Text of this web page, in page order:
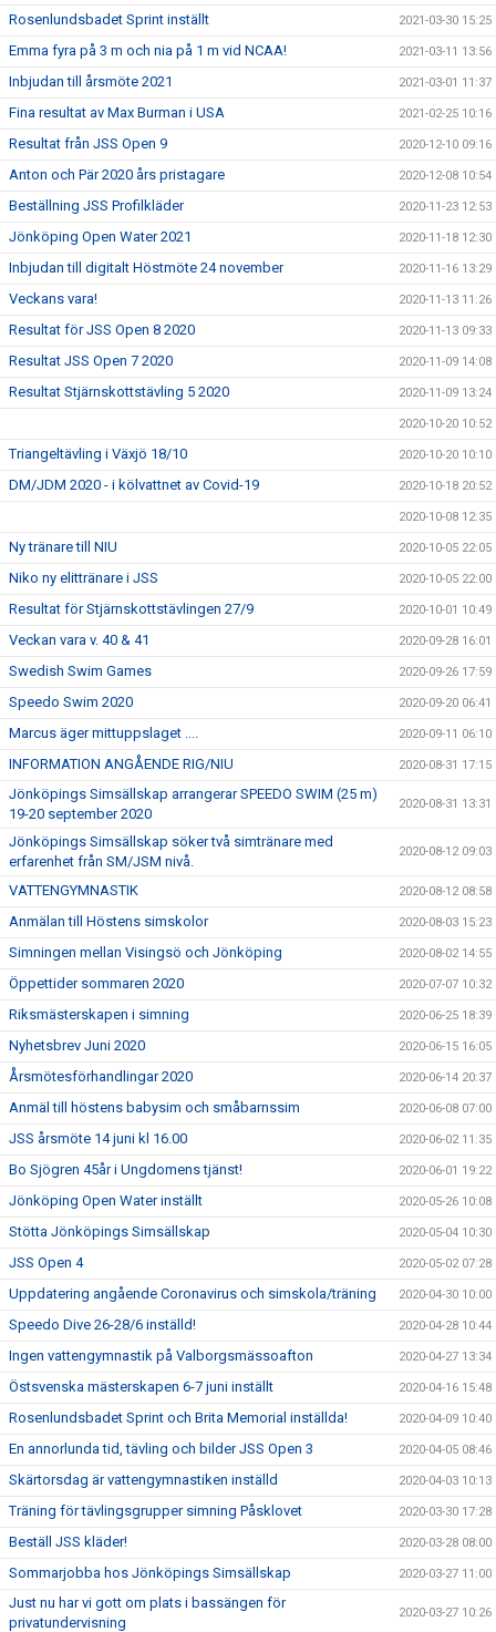
Rosenlundsbadet Sprint inställt 2021-03-30 15:25
Emma fyra på 3 m och nia på 1 m vid NCAA! 2021-03-11 13:56
Inbjudan till årsmöte 2021 2021-03-01 11:37
Fina resultat av Max Burman i USA 2021-02-25 10:16
Resultat från JSS Open 9 2020-12-10 09:16
Anton och Pär 2020 års pristagare 2020-12-08 10:54
Beställning JSS Profilkläder 2020-11-23 12:53
Jönköping Open Water 2021 2020-11-18 12:30
Inbjudan till digitalt Höstmöte 24 november 2020-11-16 13:29
Veckans vara! 2020-11-13 11:26
Resultat för JSS Open 8 2020 2020-11-13 09:33
Resultat JSS Open 7 2020 2020-11-09 14:08
Resultat Stjärnskottstävling 5 2020 2020-11-09 13:24
2020-10-20 10:52
Triangeltävling i Växjö 18/10 2020-10-20 10:10
DM/JDM 2020 - i kölvattnet av Covid-19 2020-10-18 20:52
2020-10-08 12:35
Ny tränare till NIU 2020-10-05 22:05
Niko ny elittränare i JSS 2020-10-05 22:00
Resultat för Stjärnskottstävlingen 27/9 2020-10-01 10:49
Veckan vara v. 40 & 41 2020-09-28 16:01
Swedish Swim Games 2020-09-26 17:59
Speedo Swim 2020 2020-09-20 06:41
Marcus äger mittuppslaget .... 2020-09-11 06:10
INFORMATION ANGÅENDE RIG/NIU 2020-08-31 17:15
Jönköpings Simsällskap arrangerar SPEEDO SWIM (25 m)
19-20 september 2020
2020-08-31 13:31
Jönköpings Simsällskap söker två simtränare med
erfarenhet från SM/JSM nivå.
2020-08-12 09:03
VATTENGYMNASTIK 2020-08-12 08:58
Anmälan till Höstens simskolor 2020-08-03 15:23
Simningen mellan Visingsö och Jönköping 2020-08-02 14:55
Öppettider sommaren 2020 2020-07-07 10:32
Riksmästerskapen i simning 2020-06-25 18:39
Nyhetsbrev Juni 2020 2020-06-15 16:05
Årsmötesförhandlingar 2020 2020-06-14 20:37
Anmäl till höstens babysim och småbarnssim 2020-06-08 07:00
JSS årsmöte 14 juni kl 16.00 2020-06-02 11:35
Bo Sjögren 45år i Ungdomens tjänst! 2020-06-01 19:22
Jönköping Open Water inställt 2020-05-26 10:08
Stötta Jönköpings Simsällskap 2020-05-04 10:30
JSS Open 4 2020-05-02 07:28
Uppdatering angående Coronavirus och simskola/träning 2020-04-30 10:00
Speedo Dive 26-28/6 inställd! 2020-04-28 10:44
Ingen vattengymnastik på Valborgsmässoafton 2020-04-27 13:34
Östsvenska mästerskapen 6-7 juni inställt 2020-04-16 15:48
Rosenlundsbadet Sprint och Brita Memorial inställda! 2020-04-09 10:40
En annorlunda tid, tävling och bilder JSS Open 3 2020-04-05 08:46
Skärtorsdag är vattengymnastiken inställd 2020-04-03 10:13
Träning för tävlingsgrupper simning Påsklovet 2020-03-30 17:28
Beställ JSS kläder! 2020-03-28 08:00
Sommarjobba hos Jönköpings Simsällskap 2020-03-27 11:00
Just nu har vi gott om plats i bassängen för
privatundervisning
2020-03-27 10:26